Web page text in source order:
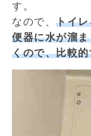
す。
なので、 トイ
便器に水が溜
くので、比較